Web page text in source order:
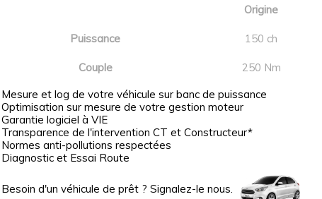
Origine
Puissance 150 ch
Couple 250 Nm
Mesure et log de votre véhicule sur banc de puissance
Optimisation sur mesure de votre gestion moteur
Garantie logiciel à VIE
Transparence de l'intervention CT et Constructeur*
Normes anti-pollutions respectées
Diagnostic et Essai Route
Besoin d'un véhicule de prêt ? Signalez-le nous.